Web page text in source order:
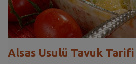
Alsas Usulü Tavuk Tarifi